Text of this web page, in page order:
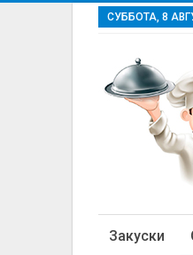
СУББОТА, 8
Закуски